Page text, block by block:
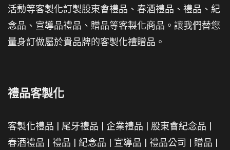
活動等客製化訂製股東會禮品、春酒禮品、禮品、紀
念品、宣導品禮品、贈品等客製化商品。讓我們替您
量身訂做屬於貴品牌的客製化禮贈品。
禮品客製化
客製化禮品 | 尾牙禮品 | 企業禮品 | 股東會紀念品 |
春酒禮品 | 禮品 | 紀念品 | 宣導品 | 禮品公司 | 贈品 |